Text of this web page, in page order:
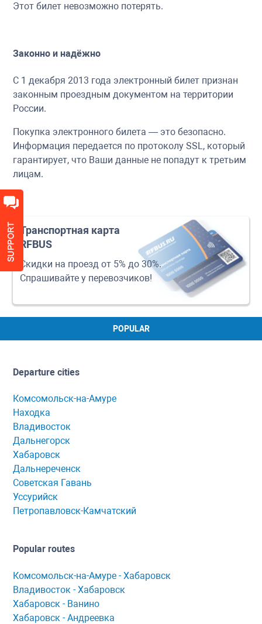
Этот билет невозможно потерять.
Законно и надёжно
С 1 декабря 2013 года электронный билет признан
законным проездным документом на территории
России.
Покупка электронного билета — это безопасно.
Информация передается по протоколу SSL, который
гарантирует, что Ваши данные не попадут к третьим
лицам.
Транспортная карта
RFBUS
Скидки на проезд от 5% до 30%.
Спрашивайте у перевозчиков!
POPULAR
Departure cities
Комсомольск-на-Амуре
Находка
Владивосток
Дальнегорск
Хабаровск
Дальнереченск
Советская Гавань
Уссурийск
Петропавловск-Камчатский
Popular routes
Комсомольск-нa-Амуре - Хaбaровск
Владивосток - Хабаровск
Хaбaровск - Ванино
Хабаровск - Андреевка